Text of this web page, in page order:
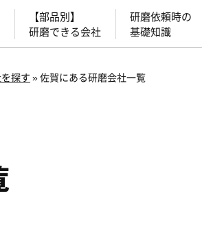
【部品別】
研磨できる会社
研磨依頼時の
基礎知識
探す »佐賀にある研磨会社一覧